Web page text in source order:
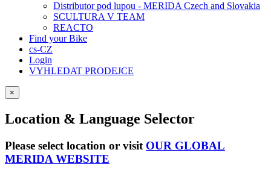
Distributor pod lupou - MERIDA Czech and Slovakia
SCULTURA V TEAM
REACTO
Find your Bike
cs-CZ
Login
VYHLEDAT PRODEJCE
×
Location & Language Selector
Please select location or visit OUR GLOBAL
MERIDA WEBSITE